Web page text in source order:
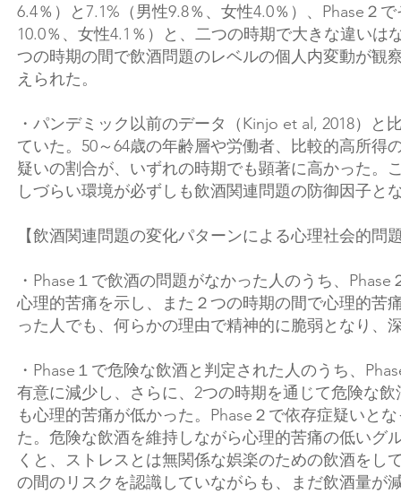
6.4％）と7.1%（男性9.8％、女性4.0％）、Phase２
10.0％、女性4.1％）と、二つの時期で大きな違い
つの時期の間で飲酒問題のレベルの個人内変動が観
えられた。
・パンデミック以前のデータ（Kinjo et al, 2018）
ていた。50～64歳の年齢層や労働者、比較的高所
疑いの割合が、いずれの時期でも顕著に高かった。
しづらい環境が必ずしも飲酒関連問題の防御因子と
【飲酒関連問題の変化パターンによる心理社会的問
・Phase１で飲酒の問題がなかった人のうち、
心理的苦痛を示し、また２つの時期の間で心理的苦
った人でも、何らかの理由で精神的に脆弱となり、
・Phase１で危険な飲酒と判定された人のうち、
有意に減少し、さらに、2つの時期を通じて危険な
も心理的苦痛が低かった。Phase２で依存症疑いと
た。危険な飲酒を維持しながら心理的苦痛の低いグ
くと、ストレスとは無関係な娯楽のための飲酒をし
の間のリスクを認識していながらも、まだ飲酒量が